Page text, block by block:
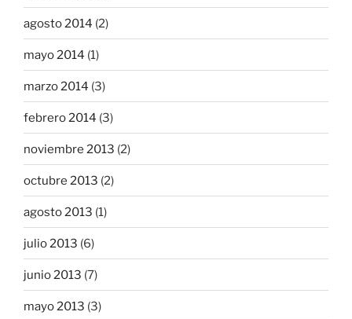
agosto 2014 (2)
mayo 2014 (1)
marzo 2014 (3)
febrero 2014 (3)
noviembre 2013 (2)
octubre 2013 (2)
agosto 2013 (1)
julio 2013 (6)
junio 2013 (7)
mayo 2013 (3)